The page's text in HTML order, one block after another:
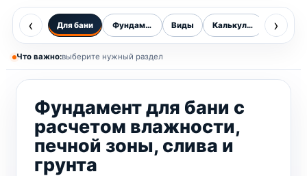
‹ Для бани Фундаменты Виды Калькулятор Цены
›
Что важно:выберите нужный раздел
Фундамент для бани с
расчетом влажности,
печной зоны, слива и
грунта